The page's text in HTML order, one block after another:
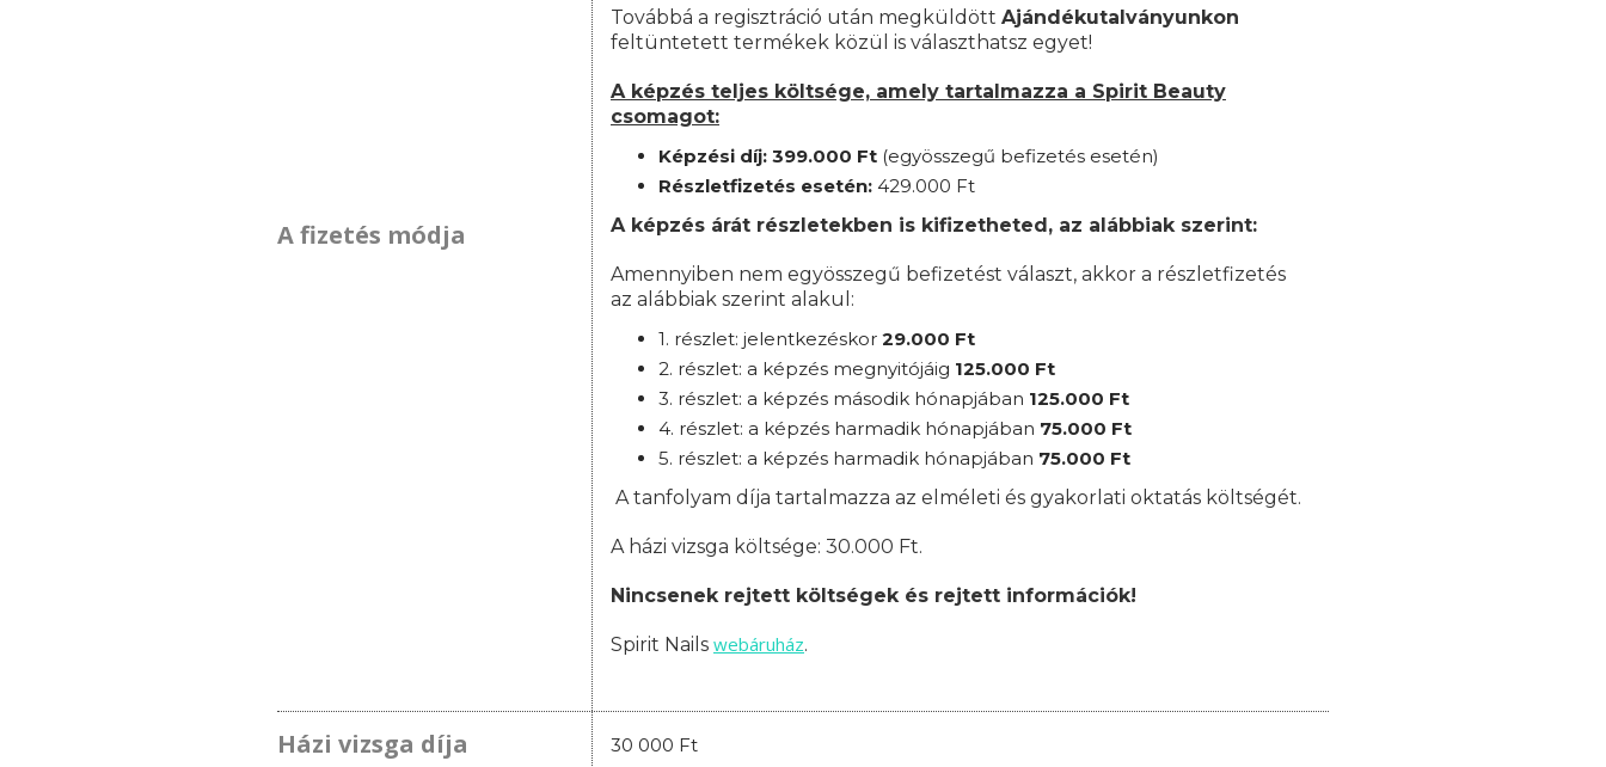
A fizetés módja
Továbbá a regisztráció után megküldött Ajándékutalványunkon
feltüntetett termékek közül is választhatsz egyet!
A képzés teljes költsége, amely tartalmazza a Spirit Beauty
csomagot:
Képzési díj: 399.000 Ft (egyösszegű befizetés esetén)
Részletfizetés esetén: 429.000 Ft
A képzés árát részletekben is kifizetheted, az alábbiak szerint:
Amennyiben nem egyösszegű befizetést választ, akkor a részletfizetés
az alábbiak szerint alakul:
1. részlet: jelentkezéskor 29.000 Ft
2. részlet: a képzés megnyitójáig 125.000 Ft
3. részlet: a képzés második hónapjában 125.000 Ft
4. részlet: a képzés harmadik hónapjában 75.000 Ft
5. részlet: a képzés harmadik hónapjában 75.000 Ft
A tanfolyam díja tartalmazza az elméleti és gyakorlati oktatás költségét.
A házi vizsga költsége: 30.000 Ft.
Nincsenek rejtett költségek és rejtett információk!
Spirit Nails webáruház.
Házi vizsga díja 30 000 Ft